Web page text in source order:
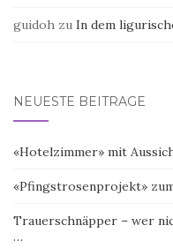
guidoh zu In dem
NEUESTE BEITRÄGE
«Hotelzimmer» mit
«Pfingstrosenprojekt»
Trauerschnäpper – wer
…